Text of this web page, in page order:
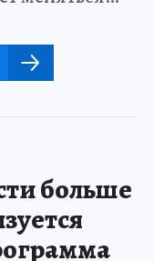
больше